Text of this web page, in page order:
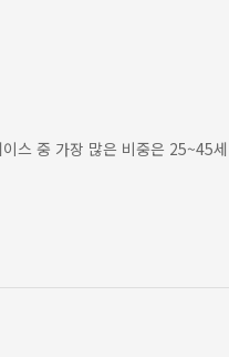
스 중 가장 많은 비중은 25~45세